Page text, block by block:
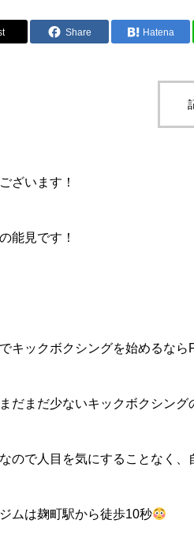
Share Hatena
ざいます！
能見です！
キックボクシングを始めるなら
だまだ少ないキックボクシング
ので人目を気にすることなく
ムは麹町駅から徒歩10秒